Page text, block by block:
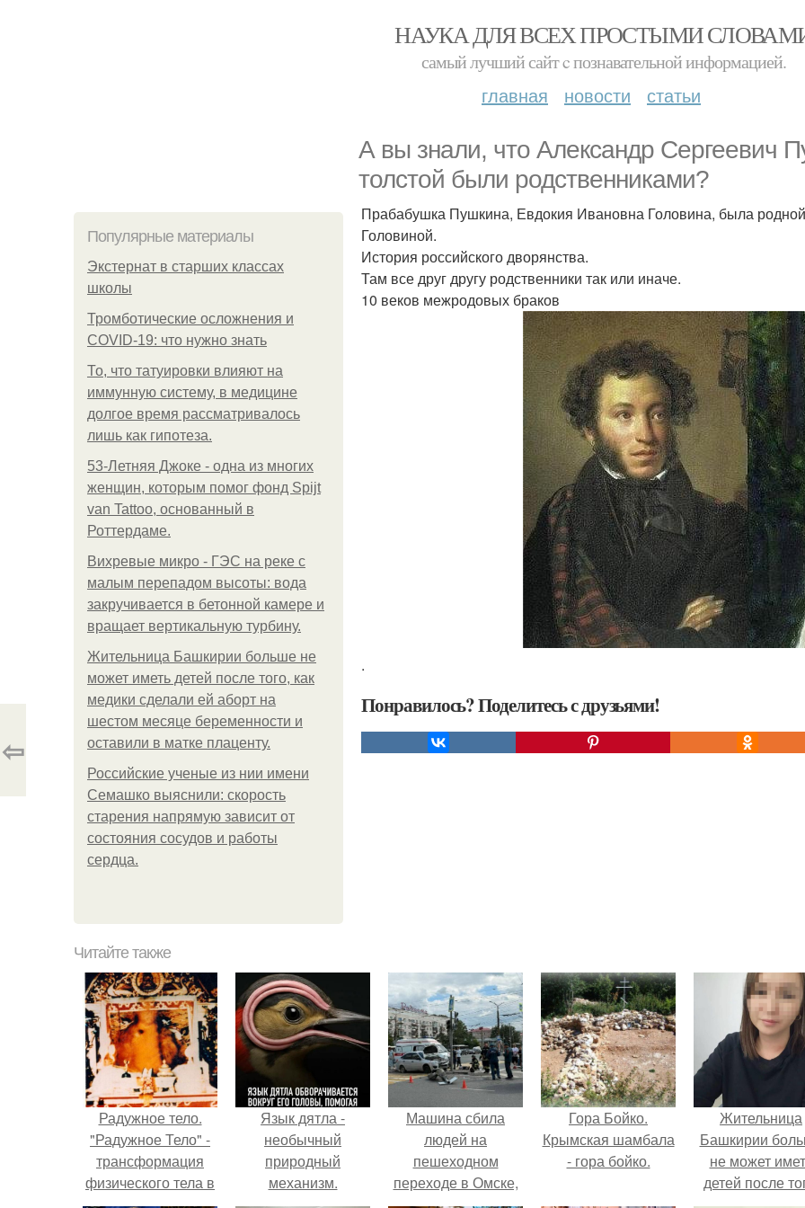
НАУКА ДЛЯ ВСЕХ ПРОСТЫМИ
самый лучший сайт c познавательной информацией.
главная новости статьи
А вы знали, что Александр Сергеевич
толстой были родственниками?
Популярные материалы
Экстернат в старших классах
школы
Тромботические осложнения и
COVID-19: что нужно знать
То, что татуировки влияют на
иммунную систему, в медицине
долгое время рассматривалось
лишь как гипотеза.
53-Летняя Джоке - одна из многих
женщин, которым помог фонд Spijt
van Tattoo, основанный в
Роттердаме.
Вихревые микро - ГЭС на реке с
малым перепадом высоты: вода
закручивается в бетонной камере и
вращает вертикальную турбину.
Жительница Башкирии больше не
может иметь детей после того, как
медики сделали ей аборт на
шестом месяце беременности и
оставили в матке плаценту.
Российские ученые из нии имени
Семашко выяснили: скорость
старения напрямую зависит от
состояния сосудов и работы
сердца.
Прабабушка Пушкина, Евдокия Ивановна Головина, была
Головиной.
История российского дворянства.
Там все друг другу родственники так или иначе.
10 веков межродовых браков
.
Понравилось? Поделитесь с друзьями!
⇦
Читайте также
Радужное тело.
"Радужное Тело" -
трансформация
физического тела в
Язык дятла -
необычный
природный
механизм.
Машина сбила
людей на
пешеходном
переходе в Омске,
Гора Бойко.
Крымская шамбала
- гора бойко.
Жительница
Башкирии
не может
детей после